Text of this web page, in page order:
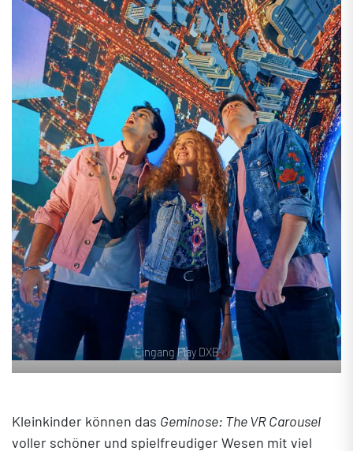
Eingang Play DXB
Kleinkinder können das Geminose: The VR Carousel
voller schöner und spielfreudiger Wesen mit viel